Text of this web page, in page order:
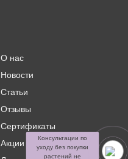
О нас
Новости
Статьи
Отзывы
Сертификаты
Акции и скидки
Консультации по
уходу без покупки
растений не